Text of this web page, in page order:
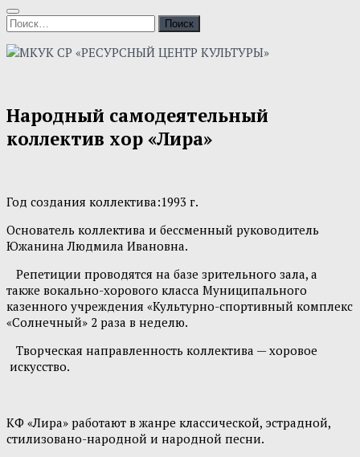
Народный самодеятельный
коллектив хор «Лира»
Год создания коллектива:1993 г.
Основатель коллектива и бессменный руководитель
Южанина Людмила Ивановна.
Репетиции проводятся на базе зрительного зала, а
также вокально-хорового класса Муниципального
казенного учреждения «Культурно-спортивный комплекс
«Солнечный» 2 раза в неделю.
Творческая направленность коллектива — хоровое
искусство.
КФ «Лира» работают в жанре классической, эстрадной,
стилизовано-народной и народной песни.